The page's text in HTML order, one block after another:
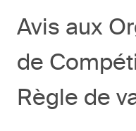
Avis aux
de
Règle de